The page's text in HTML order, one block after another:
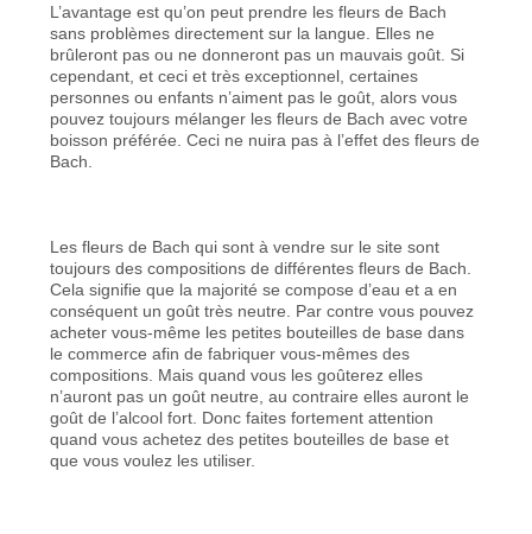
L’avantage est qu’on peut prendre les fleurs de Bach
sans problèmes directement sur la langue. Elles ne
brûleront pas ou ne donneront pas un mauvais goût. Si
cependant, et ceci et très exceptionnel, certaines
personnes ou enfants n’aiment pas le goût, alors vous
pouvez toujours mélanger les fleurs de Bach avec votre
boisson préférée. Ceci ne nuira pas à l’effet des fleurs de
Bach.
Les fleurs de Bach qui sont à vendre sur le site sont
toujours des compositions de différentes fleurs de Bach.
Cela signifie que la majorité se compose d’eau et a en
conséquent un goût très neutre. Par contre vous pouvez
acheter vous-même les petites bouteilles de base dans
le commerce afin de fabriquer vous-mêmes des
compositions. Mais quand vous les goûterez elles
n’auront pas un goût neutre, au contraire elles auront le
goût de l’alcool fort. Donc faites fortement attention
quand vous achetez des petites bouteilles de base et
que vous voulez les utiliser.